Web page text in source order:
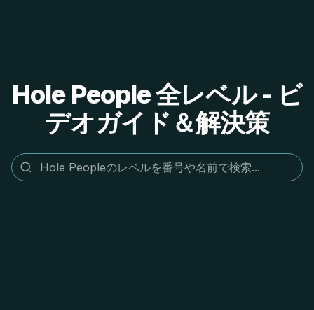
Hole People 全レベル - ビ
デオガイド＆解決策